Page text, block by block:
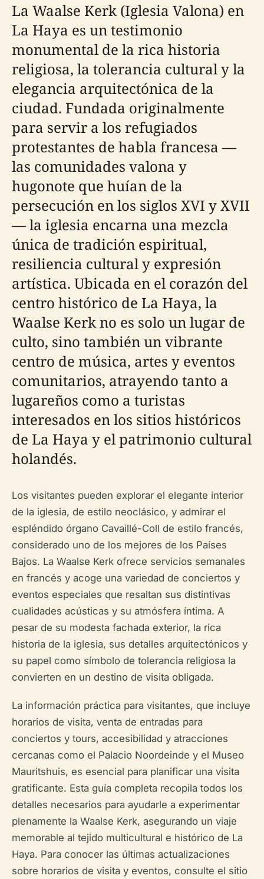
La Waalse Kerk (Iglesia Valona) en
La Haya es un testimonio
monumental de la rica historia
religiosa, la tolerancia cultural y la
elegancia arquitectónica de la
ciudad. Fundada originalmente
para servir a los refugiados
protestantes de habla francesa —
las comunidades valona y
hugonote que huían de la
persecución en los siglos XVI y XVII
— la iglesia encarna una mezcla
única de tradición espiritual,
resiliencia cultural y expresión
artística. Ubicada en el corazón del
centro histórico de La Haya, la
Waalse Kerk no es solo un lugar de
culto, sino también un vibrante
centro de música, artes y eventos
comunitarios, atrayendo tanto a
lugareños como a turistas
interesados en los sitios históricos
de La Haya y el patrimonio cultural
holandés.
Los visitantes pueden explorar el elegante interior
de la iglesia, de estilo neoclásico, y admirar el
espléndido órgano Cavaillé-Coll de estilo francés,
considerado uno de los mejores de los Países
Bajos. La Waalse Kerk ofrece servicios semanales
en francés y acoge una variedad de conciertos y
eventos especiales que resaltan sus distintivas
cualidades acústicas y su atmósfera íntima. A
pesar de su modesta fachada exterior, la rica
historia de la iglesia, sus detalles arquitectónicos y
su papel como símbolo de tolerancia religiosa la
convierten en un destino de visita obligada.
La información práctica para visitantes, que incluye
horarios de visita, venta de entradas para
conciertos y tours, accesibilidad y atracciones
cercanas como el Palacio Noordeinde y el Museo
Mauritshuis, es esencial para planificar una visita
gratificante. Esta guía completa recopila todos los
detalles necesarios para ayudarle a experimentar
plenamente la Waalse Kerk, asegurando un viaje
memorable al tejido multicultural e histórico de La
Haya. Para conocer las últimas actualizaciones
sobre horarios de visita y eventos, consulte el sitio